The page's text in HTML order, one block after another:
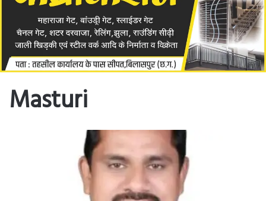
Masturi